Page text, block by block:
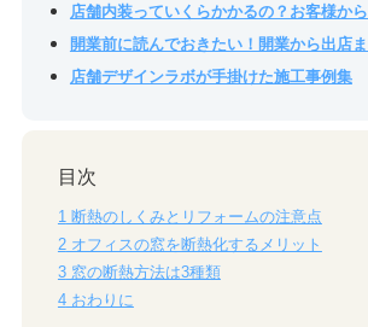
店舗内装っていくらかかるの？お客様か
開業前に読んでおきたい！開業から出店
店舗デザインラボが手掛けた施工事例集
目次
1 断熱のしくみとリフォームの注意点
2オフィスの窓を断熱化するメリット
3窓の断熱方法は3種類
4おわりに